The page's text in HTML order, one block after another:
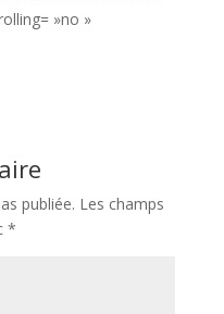
»no »
publiée. Les champs
*